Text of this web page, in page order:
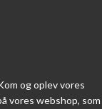
og oplev vores
vores webshop, som